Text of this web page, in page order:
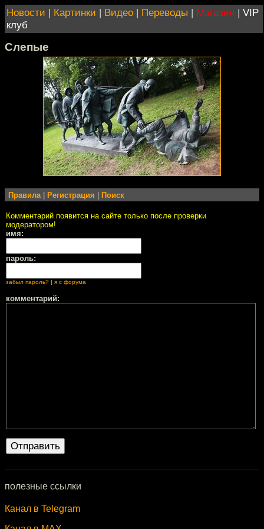
Новости | Картинки | Видео | Переводы | Магазин | VIP
клуб
Слепые
Правила Регистрация Поиск
Комментарий появится на сайте только после проверки
модератором!
имя:
пароль:
забыл пароль? | я с форума
комментарий:
полезные ссылки
Канал в Telegram